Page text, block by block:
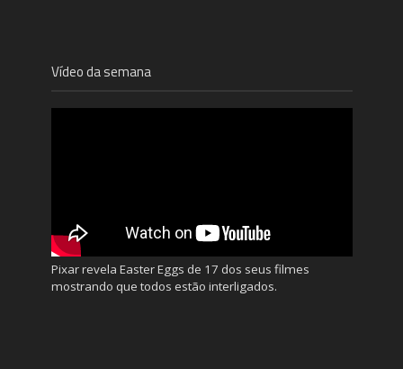
Vídeo da semana
Pixar revela Easter Eggs de 17 dos seus filmes
mostrando que todos estão interligados.